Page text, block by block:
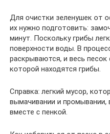
Для очистки зеленушек от
их нужно подготовить:
минут. Поскольку грибы
поверхности воды. В
раскрываются, и весь
которой находятся грибы.
Справка: легкий мусор,
вымачивании и промывании,
вместе с пенкой.